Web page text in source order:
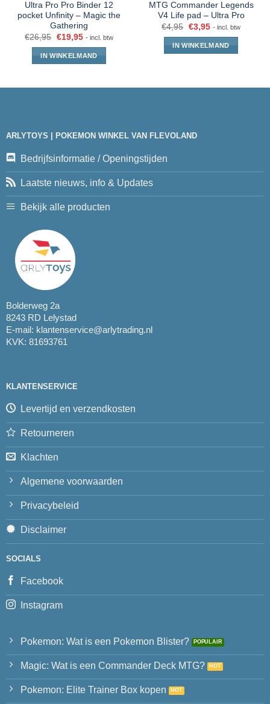
Ultra Pro Pro Binder 12
pocket Unfinity – Magic the
Gathering
€26,95 €19,95 - incl. btw
IN WINKELMAND
MTG Commander Legends
V4 Life pad – Ultra Pro
€4,95 €3,95 - incl. btw
IN WINKELMAND
ARLYTOYS | POKEMON WINKEL VAN FLEVOLAND
Bedrijfsinformatie / Openingstijden
Laatste nieuws, info & Updates
Bekijk alle producten
Bolderweg 2a
8243 RD Lelystad
E-mail: klantenservice@arlytrading.nl
KVK: 81693761
KLANTENSERVICE
Levertijd en verzendkosten
Retourneren
Klachten
Algemene voorwaarden
Privacybeleid
Disclaimer
SOCIALS
Facebook
Instagram
Pokemon: Wat is een Pokemon Blister?
Magic: Wat is een Commander Deck MTG?
Pokemon: Elite Trainer Box kopen